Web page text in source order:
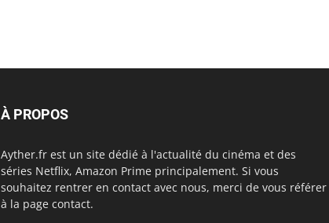
À PROPOS
Ayther.fr est un site dédié à l'actualité du cinéma et des
séries Netflix, Amazon Prime principalement. Si vous
souhaitez rentrer en contact avec nous, merci de vous référer
à la page contact.